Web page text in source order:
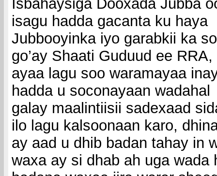
Isbahaysiga Dooxada Jubba
isagu hadda gacanta ku haya
Jubbooyinka iyo garabkii ka
go’ay Shaati Guduud ee RRA,
ayaa lagu soo waramayaa
hadda u soconayaan wadahal
galay maalintiisii sadexaad
ilo lagu kalsoonaan karo,
ay aad u dhib badan tahay in
waxa ay si dhab ah uga wada